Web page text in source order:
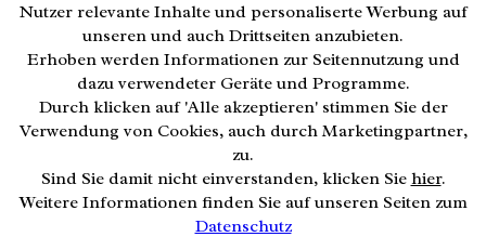
Kunden-Hotline
(040) 244 249-49
Mo - Fr 08:00 - 18:00
Zahlweisen:
Nutzer relevante Inhalte und personaliserte Werbung auf
unseren und auch Drittseiten anzubieten.
Erhoben werden Informationen zur Seitennutzung und
dazu verwendeter Geräte und Programme.
Durch klicken auf 'Alle akzeptieren' stimmen Sie der
Verwendung von Cookies, auch durch Marketingpartner,
zu.
Sind Sie damit nicht einverstanden, klicken Sie hier.
Weitere Informationen finden Sie auf unseren Seiten zum
Datenschutz